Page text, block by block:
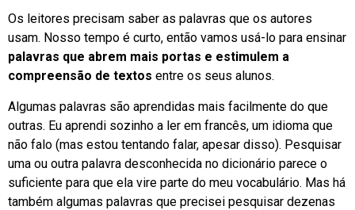
Os leitores precisam saber as palavras que os autores
usam. Nosso tempo é curto, então vamos usá-lo para ensinar
palavras que abrem mais portas e estimulem a
compreensão de textos entre os seus alunos.
Algumas palavras são aprendidas mais facilmente do que
outras. Eu aprendi sozinho a ler em francês, um idioma que
não falo (mas estou tentando falar, apesar disso). Pesquisar
uma ou outra palavra desconhecida no dicionário parece o
suficiente para que ela vire parte do meu vocabulário. Mas há
também algumas palavras que precisei pesquisar dezenas